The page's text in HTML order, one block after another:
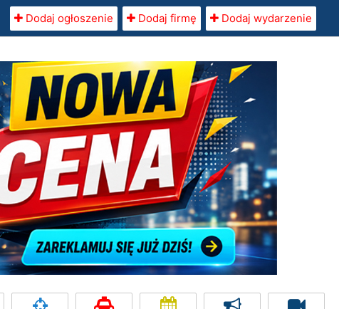
Dodaj ogłoszenie Dodaj firmę Dodaj wydarzenie